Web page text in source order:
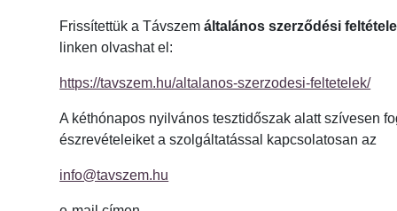
Frissítettük a Távszemáltalános szerződési
linken olvashat el:
https://tavszem.hu/altalanos-szerzodesi-feltetelek/
A kéthónapos nyilvános tesztidőszak alatt szívesen
észrevételeiket a szolgáltatással kapcsolatosan az
info@tavszem.hu